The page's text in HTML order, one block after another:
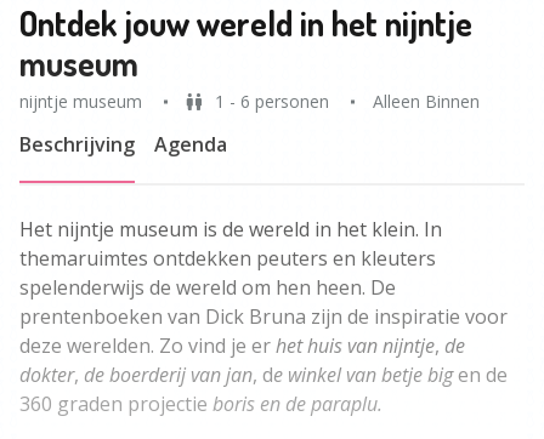
Ontdek jouw wereld in het nijntje
museum
nijntje museum 1 - 6 personen Alleen Binnen
Beschrijving Agenda
Het nijntje museum is de wereld in het klein. In
themaruimtes ontdekken peuters en kleuters
spelenderwijs de wereld om hen heen. De
prentenboeken van Dick Bruna zijn de inspiratie voor
deze werelden. Zo vind je erhet huis van nijntje, de
dokter, de boerderij van jan, de winkel van betje bigen de
360 graden projectie boris en de paraplu.